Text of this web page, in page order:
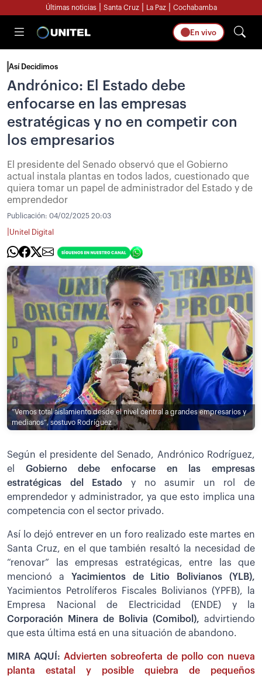
Últimas noticias Santa Cruz La Paz Cochabamba
En vivo
Así Decidimos
Andrónico: El Estado debe
enfocarse en las empresas
estratégicas y no en competir con
los empresarios
El presidente del Senado observó que el Gobierno
actual instala plantas en todos lados, cuestionado que
quiera tomar un papel de administrador del Estado y de
emprendedor
Publicación: 04/02/2025 20:03
Unitel Digital
”Vemos total aislamiento desde el nivel central a grandes empresarios y
medianos”, sostuvo Rodríguez
Según el presidente del Senado, Andrónico Rodríguez,
el Gobierno debe enfocarse en las empresas
estratégicas del Estado y no asumir un rol de
emprendedor y administrador, ya que esto implica una
competencia con el sector privado.
Así lo dejó entrever en un foro realizado este martes en
Santa Cruz, en el que también resaltó la necesidad de
“renovar” las empresas estratégicas, entre las que
mencionó a Yacimientos de Litio Bolivianos (YLB),
Yacimientos Petrolíferos Fiscales Bolivianos (YPFB), la
Empresa Nacional de Electricidad (ENDE) y la
Corporación Minera de Bolivia (Comibol), advirtiendo
que esta última está en una situación de abandono.
MIRA AQUÍ:Advierten sobreoferta de pollo con nueva
planta estatal y posible quiebra de pequeños